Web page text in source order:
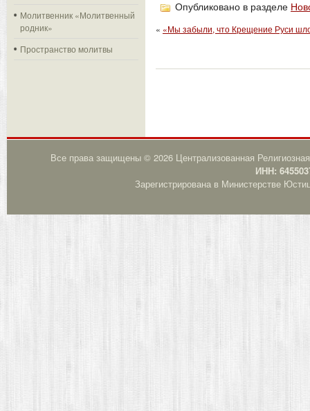
Молитвенник «Молитвенный
родник»
Пространство молитвы
Опубликовано в разделе
« «Мы забыли, что Крещение Руси
Все права защищены © 2026 Централизованная
ИНН:
Зарегистрирована в Министерстве